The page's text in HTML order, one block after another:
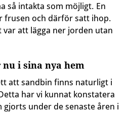
så intakta som möjligt. En
frusen och därför satt ihop.
att lägga ner jorden utan
i sina nya hem
att sandbin finns naturligt i
har vi kunnat konstatera
under de senaste åren i